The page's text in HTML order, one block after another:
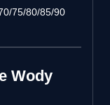
75/80/85/90
Wody